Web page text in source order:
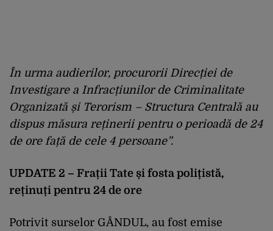
În urma audierilor, procurorii Direcției de
Investigare a Infracțiunilor de Criminalitate
Organizată și Terorism – Structura Centrală au
dispus măsura reținerii pentru o perioadă de 24
de ore față de cele 4 persoane”.
UPDATE 2 – Frații Tate și fosta polițistă,
reținuți pentru 24 de ore
Potrivit surselor GÂNDUL, au fost emise